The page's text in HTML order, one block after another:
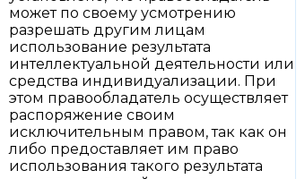
может по своему усмотрению
разрешать другим лицам
использование результата
интеллектуальной деятельности или
средства индивидуализации. При
этом правообладатель осуществляет
распоряжение своим
исключительным правом, так как он
либо предоставляет им право
использования такого результата